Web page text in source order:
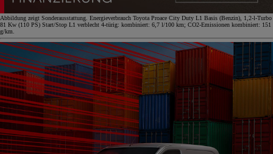
Abbildung zeigt Sonderausstattung. Energieverbrauch Toyota Proace City Duty L1 Basis (Benzin), 1,2-l-Turbo
81 Kw (110 PS) Start/Stop L1 verblecht 4-türig: kombiniert: 6,7 l/100 km; CO2-Emissionen kombiniert: 151
g/km.